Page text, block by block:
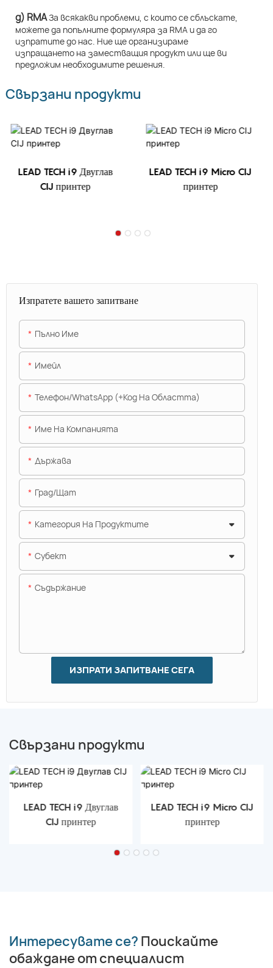
д) RMAЗа всякакви проблеми, с които се сблъскате,
можете да попълните формуляра за RMA и да го
изпратите до нас. Ние ще организираме
изпращането на заместващия продукт или ще ви
предложим необходимите решения.
Свързани продукти
LEAD TECH i9 Двуглав
CIJ принтер
LEAD TECH i9 Micro CIJ
принтер
Изпратете вашето запитване
Пълно Име
Имейл
Телефон/WhatsApp (+Код На Областта)
Име На Компанията
Държава
Град/щат
Категория На Продуктите
Субект
Съдържание
ИЗПРАТИ ЗАПИТВАНЕ СЕГА
Свързани продукти
LEAD TECH i9 Двуглав
CIJ принтер
LEAD TECH i9 Micro CIJ
принтер
Интересувате се? Поискайте
обаждане от специалист